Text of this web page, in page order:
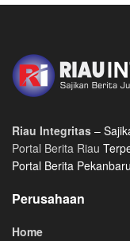
Riau Integritas –
Portal Berita Riau
Portal Berita Pekanbaru
Perusahaan
Home